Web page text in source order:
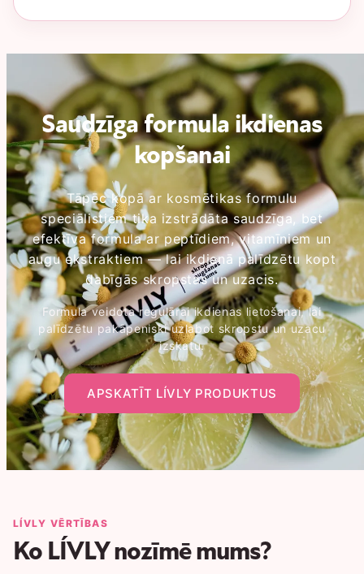
Saudzīga formula ikdienas
kopšanai
Tāpēc kopā ar kosmētikas formulu
speciālistiem tika izstrādāta saudzīga, bet
efektīva formula ar peptīdiem, vitamīniem un
augu ekstraktiem — lai ikdienā palīdzētu kopt
dabīgās skropstas un uzacis.
Formula veidota regulārai ikdienas lietošanai, lai
palīdzētu pakāpeniski uzlabot skropstu un uzacu
izskatu.
APSKATĪT LÍVLY PRODUKTUS
LÍVLY VĒRTĪBAS
Ko LÍVLY nozīmē mums?